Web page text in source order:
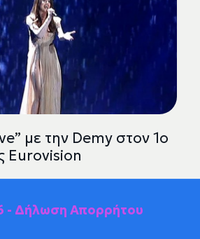
με την Demy στον 1ο
Eurovision
- Δήλωση Απορρήτου